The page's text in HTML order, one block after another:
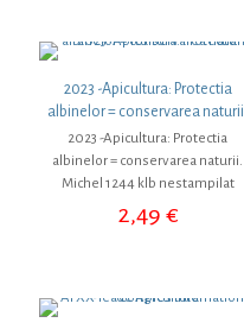
2023 -Apicultura: Protectia
albinelor = conservarea naturii.
2023 -Apicultura: Protectia
albinelor = conservarea naturii.
Michel 1244 klb nestampilat
2,49 €